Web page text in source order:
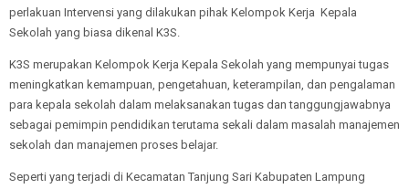
perlakuan Intervensi yang dilakukan pihak Kelompok Kerja Kepala
Sekolah yang biasa dikenal K3S.
K3S merupakan Kelompok Kerja Kepala Sekolah yang mempunyai tugas
meningkatkan kemampuan, pengetahuan, keterampilan, dan pengalaman
para kepala sekolah dalam melaksanakan tugas dan tanggungjawabnya
sebagai pemimpin pendidikan terutama sekali dalam masalah manajemen
sekolah dan manajemen proses belajar.
Seperti yang terjadi di Kecamatan Tanjung Sari Kabupaten Lampung